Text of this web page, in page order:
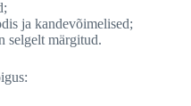
ja kandevõimelised;
selgelt märgitud.